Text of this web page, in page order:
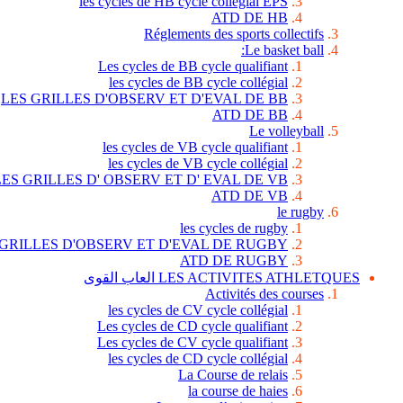
ATD DE HB
Réglements des sports collectifs
Le basket ball:
Les cycles de BB cycle qualifiant
les cycles de BB cycle collégial
LES GRILLES D'OBSERV ET D'EVAL DE BB
ATD DE BB
Le volleyball
les cycles de VB cycle qualifiant
les cycles de VB cycle collégial
GRILLES D' OBSERV ET D' EVAL DE VB
ATD DE VB
le rugby
les cycles de rugby
D'OBSERV ET D'EVAL DE RUGBY
ATD DE RUGBY
LES ACTIVITES ATHLETQUES العاب القوى
Activités des courses
les cycles de CV cycle collégial
Les cycles de CD cycle qualifiant
Les cycles de CV cycle qualifiant
les cycles de CD cycle collégial
La Course de relais
la course de haies